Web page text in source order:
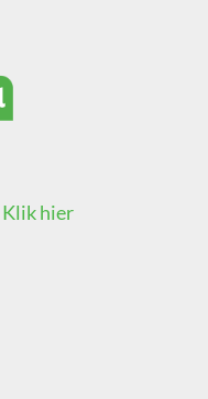
Klik hier